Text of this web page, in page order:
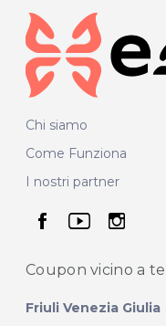
Chi siamo
Come Funziona
I nostri partner
seguici su
Coupon vicino a te
Friuli Venezia Giulia